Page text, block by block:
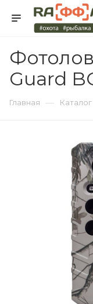
Guard
Главная — Каталог